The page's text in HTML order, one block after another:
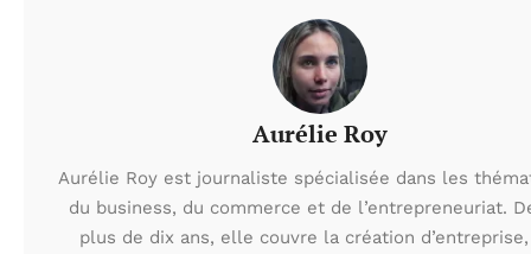
Aurélie Roy
Aurélie Roy est journaliste spécialisée dans les
du business, du commerce et de l’entrepreneuriat.
plus de dix ans, elle couvre la création